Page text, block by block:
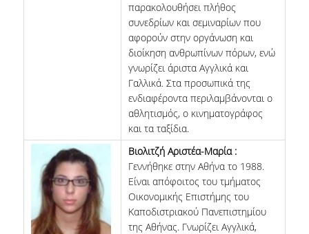
ΜΕΛΗ Ε.ΔΙ.Π.
ΕΞΩΤΕΡΙΚΟΙ ΣΥΝΕΡΓΑΤΕΣ
ΔΙΟΙΚΗΤΙΚΗ ΥΠΟΣΤΗΡΙΞΗ
HR ΔΡΑΣΤΗΡΙΟΤΗΤΕΣ
ONBOARDING
ΠΡΑΚΤΙΚΗ ΑΣΚΗΣΗ
ΜΝΗΜΟΝΙΑ ΣΥΝΕΡΓΑΣΙΑΣ
παρακολουθήσει πλήθος
συνεδρίων και σεμιναρίων που
αφορούν στην οργάνωση και
διοίκηση ανθρωπίνων πόρων, ενώ
γνωρίζει άριστα Αγγλικά και
Γαλλικά. Στα προσωπικά της
ενδιαφέροντα περιλαμβάνονται ο
αθλητισμός, ο κινηματογράφος
και τα ταξίδια.
Βιολιτζή Αριστέα-Μαρία :
Γεννήθηκε στην Αθήνα το 1988.
Είναι απόφοιτος του τμήματος
Οικονομικής Επιστήμης του
Καποδιστριακού Πανεπιστημίου
της Αθήνας. Γνωρίζει Αγγλικά,